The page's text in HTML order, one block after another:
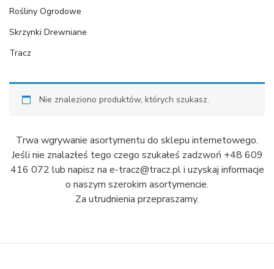
Rośliny Ogrodowe
Skrzynki Drewniane
Tracz
Nie znaleziono produktów, których szukasz.
Trwa wgrywanie asortymentu do sklepu internetowego.
Jeśli nie znalazłeś tego czego szukałeś zadzwoń +48 609
416 072 lub napisz na e-tracz@tracz.pl i uzyskaj informacje
o naszym szerokim asortymencie.
Za utrudnienia przepraszamy.